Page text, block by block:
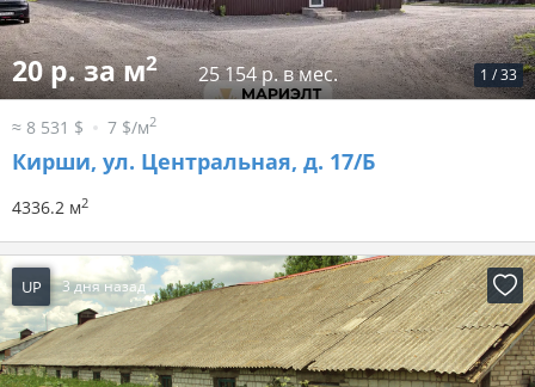
1 /33
20 р. за м2 25 154 р. в мес.
≈ 8 531 $ 7 $/м2
Кирши, ул. Центральная, д. 17/Б
4336.2 м2
UP 3 дня назад